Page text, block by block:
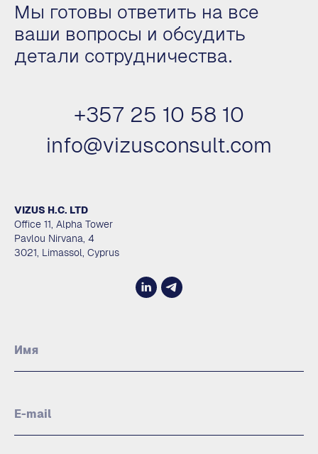
Мы готовы ответить на все
ваши вопросы и обсудить
детали сотрудничества.
+357 25 10 58 10
info@vizusconsult.com
VIZUS H.C. LTD
Office 11, Alpha Tower
Pavlou Nirvana, 4
3021, Limassol, Cyprus
Имя
E-mail